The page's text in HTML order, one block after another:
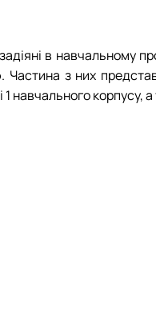
в навчальному
з них
навчального корпусу,